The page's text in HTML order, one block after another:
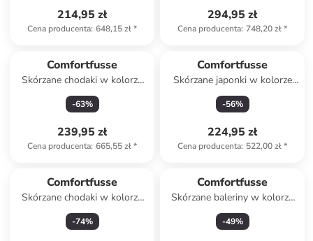
214,95 zł
Cena producenta: 648,15 zł*
294,95 zł
Cena producenta: 748,20 zł*
Comfortfusse
Skórzane chodaki w kolorze
czarnym
-63%
239,95 zł
Cena producenta: 665,55 zł*
Comfortfusse
Skórzane japonki w kolorze
jasnobrązowym
-56%
224,95 zł
Cena producenta: 522,00 zł*
Comfortfusse
Skórzane chodaki w kolorze
czerwonym
-74%
Comfortfusse
Skórzane baleriny w kolorze
czerwonym
-49%